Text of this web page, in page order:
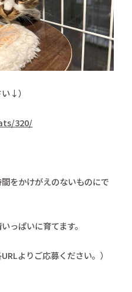
↓）
320/
をかけがえのないものにで
っぱいに育てます。
よりご応募ください。）